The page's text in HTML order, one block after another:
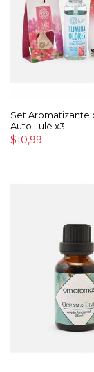
Set Aromatizante
Auto Lulë x3
$10,99